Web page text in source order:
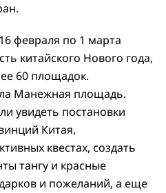
февраля по 1 марта
китайского Нового года,
60 площадок.
Манежная площадь.
увидеть постановки
Китая,
квестах, создать
тангу и красные
и пожеланий, а еще